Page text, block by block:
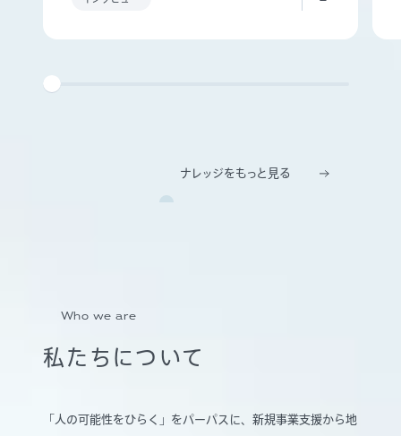
ナレッジをもっと見る
Who we are
私たちについて
「人の可能性をひらく」をパーパスに、新規事業支援から地